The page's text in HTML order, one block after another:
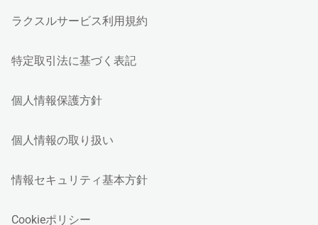
ラクスルサービス利用規約
特定取引法に基づく表記
個人情報保護方針
個人情報の取り扱い
情報セキュリティ基本方針
Cookieポリシー